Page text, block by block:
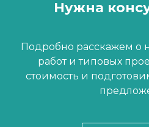
Нужна
Подробно расскажем о
работ и типовых
стоимость и